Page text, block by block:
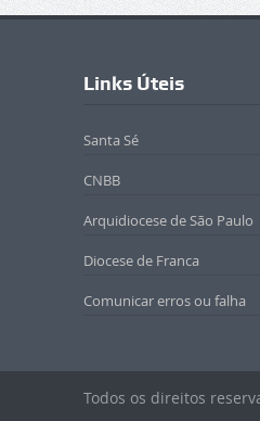
Links Úteis
Santa Sé
CNBB
Arquidiocese de São Paulo
Diocese de Franca
Comunicar erros ou falha
Todos os direitos